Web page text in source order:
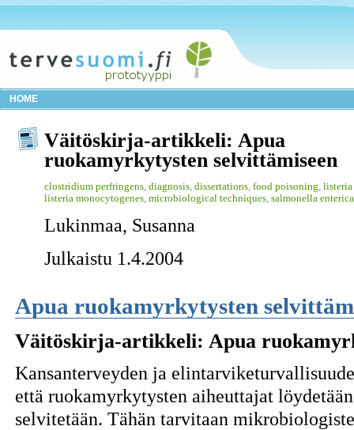
HOME
Väitöskirja-artikkeli: Apua
ruokamyrkytysten selvittämiseen
clostridium perfringens diagnosis dissertations food poisoning
listeria monocytogenes microbiological techniques salmonella enterica
Lukinmaa, Susanna
Julkaistu 1.4.2004
Apua ruokamyrkytysten
Väitöskirja-artikkeli: Apua
Kansanterveyden ja
että ruokamyrkytysten aiheuttajat
selvitetään. Tähän tarvitaan